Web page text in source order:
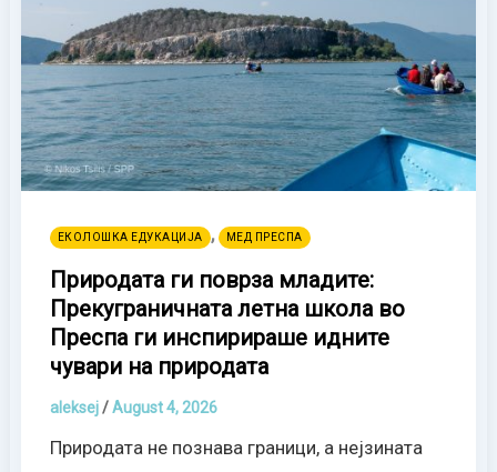
ЕКОЛОШКА ЕДУКАЦИЈА , МЕД ПРЕСПА
Природата ги поврза младите:
Прекуграничната летна школа во
Преспа ги инспирираше идните
чувари на природата
aleksej/August 4, 2026
Природата не познава граници, а нејзината